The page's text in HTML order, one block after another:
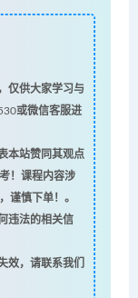
仅供大家学习与
或微信客服进
本站赞同其观点
！课程内容涉
谨慎下单！。
违法的相关信
效，请联系我们